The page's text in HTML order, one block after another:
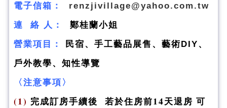
電子信箱：
renzjivillage@yahoo.com.tw
連 絡 人：
鄭桂蘭小姐
營業項目：
民宿、手工藝品展售、藝術DIY、
戶外教學、知性導覽
〈注意事項〉
(1) 完成訂房手續後 若於住房前14天退房 可